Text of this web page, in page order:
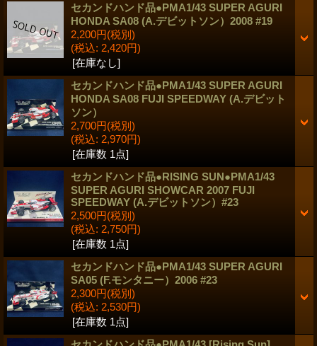
セカンドハンド品●PMA1/43 SUPER AGURI
HONDA SA08 (A.デビットソン）2008 #19
2,200円(税別)
(税込: 2,420円)
[在庫なし]
セカンドハンド品●PMA1/43 SUPER AGURI
HONDA SA08 FUJI SPEEDWAY (A.デビット
ソン）
2,700円(税別)
(税込: 2,970円)
[在庫数 1点]
セカンドハンド品●RISING SUN●PMA1/43
SUPER AGURI SHOWCAR 2007 FUJI
SPEEDWAY (A.デビットソン）#23
2,500円(税別)
(税込: 2,750円)
[在庫数 1点]
セカンドハンド品●PMA1/43 SUPER AGURI
SA05 (F.モンタニー）2006 #23
2,300円(税別)
(税込: 2,530円)
[在庫数 1点]